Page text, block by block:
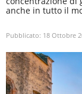
anche in tutto il
Pubblicato: 18 Ottobre